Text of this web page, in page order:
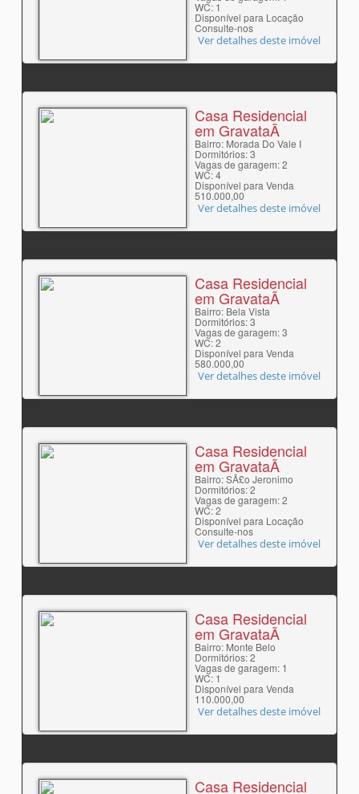
WC: 1
Disponível para Locação
Consulte-nos
Ver detalhes deste imóvel
Casa Residencial
em GravataÃ­
Bairro: Morada Do Vale I
Dormitórios: 3
Vagas de garagem: 2
WC: 4
Disponível para Venda
510.000,00
Ver detalhes deste imóvel
Casa Residencial
em GravataÃ­
Bairro: Bela Vista
Dormitórios: 3
Vagas de garagem: 3
WC: 2
Disponível para Venda
580.000,00
Ver detalhes deste imóvel
Casa Residencial
em GravataÃ­
Bairro: SÃ£o Jeronimo
Dormitórios: 2
Vagas de garagem: 2
WC: 2
Disponível para Locação
Consulte-nos
Ver detalhes deste imóvel
Casa Residencial
em GravataÃ­
Bairro: Monte Belo
Dormitórios: 2
Vagas de garagem: 1
WC: 1
Disponível para Venda
110.000,00
Ver detalhes deste imóvel
Casa Residencial